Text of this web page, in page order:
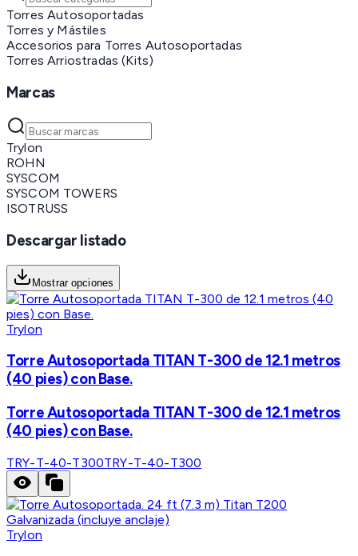
Torres Autosoportadas
Torres y Mástiles
Accesorios para Torres Autosoportadas
Torres Arriostradas (Kits)
Marcas
Trylon
ROHN
SYSCOM
SYSCOM TOWERS
ISOTRUSS
Descargar listado
Mostrar opciones
Trylon
Torre Autosoportada TITAN T-300 de 12.1 metros
(40 pies) con Base.
Torre Autosoportada TITAN T-300 de 12.1 metros
(40 pies) con Base.
TRY-T-40-T300TRY-T-40-T300
Trylon